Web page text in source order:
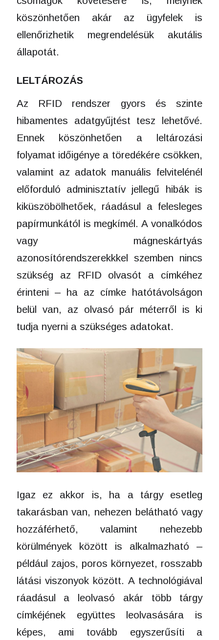
köszönhetően akár az ügyfelek is
ellenőrizhetik megrendelésük akutális
állapotát.
LELTÁROZÁS
Az RFID rendszer gyors és szinte
hibamentes adatgyűjtést tesz lehetővé.
Ennek köszönhetően a leltározási
folyamat időigénye a töredékére csökken,
valamint az adatok manuális felvitelénél
előforduló adminisztatív jellegű hibák is
kiküszöbölhetőek, ráadásul a felesleges
papírmunkától is megkímél. A vonalkódos
vagy mágneskártyás
azonosítórendszerekkkel szemben nincs
szükség az RFID olvasót a címkéhez
érinteni – ha az címke hatótávolságon
belül van, az olvasó pár méterről is ki
tudja nyerni a szükséges adatokat.
Igaz ez akkor is, ha a tárgy esetleg
takarásban van, nehezen belátható vagy
hozzáférhető, valamint nehezebb
körülmények között is alkalmazható –
például zajos, poros környezet, rosszabb
látási viszonyok között. A technológiával
ráadásul a leolvasó akár több tárgy
címkéjének együttes leolvasására is
képes, ami tovább egyszerűsíti a